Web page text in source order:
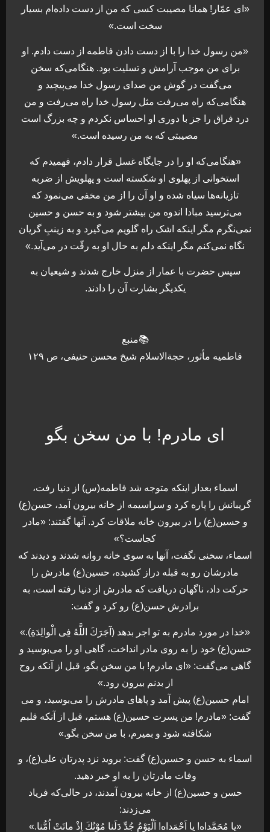
«ای عمّار! همانا مصیبت کسی که من از دست داده‌ام بسیار
سخت است.»
«من رسول خدا را با از دست دادن فاطمه از دست دادم. او
برای من موجب آرامش و تسلیت بود. هنگامی‌که سخن
می‌گفت در گوش من صدای رسول خدا می‌پیچید و
هنگامی‌که راه می‌رفت مثل رسول خدا راه می‌رفت و من
درد فراق را جز با دوری او احساس نکردم و چه بزرگ است
مصیبتی که به من رسیده است.»
«هنگامی‌که او را در جایگاه غسل قرار دادم، فهمیدم که
استخوانی از پهلوی او شکسته است و پهلویش از ضربه
تازیانه‌ها سیاه شده و او آن را از من مخفی می‌نمود که
می‌ترسید مبادا اندوه من بیشتر شود و به حسن و حسین
نمی‌نگرم مگر اینکه اشک راه گلویم می‌گیرد و به زینبِ گریان
نگاه نمی‌کنم مگر اینکه دلم به حال او به رقّت در می‌آید.»
سپس حضرت با عمار از منزل خارج شدند و شیعیان به
یکدیگر بشارت آن را دادند.
📚منبع
فاطمیه مأثور، حجةالاسلام شیخ محسن حنیفی، ص ۱۲۹
ای مادرم! با من سخن بگو
اسماء بعداز اینکه متوجه شد فاطمه(س) از دنیا رفت،
گريبانش را پاره كرد و سراسيمه از خانه بيرون آمد، حسن(ع)
و حسين(ع) را در بيرون خانه ملاقات كرد. آنها گفتند: «مادر
كجاست؟»
اسماء، سخنی نگفت، آنها به سوی خانه روانه شدند و ديدند كه
مادرشان رو به قبله دراز كشيده، حسين(ع) مادرش را
حركت داد، ناگهان دريافت كه مادرش از دنيا رفته است، به
برادرش حسن(ع) رو كرد و گفت:
«خدا در مورد مادرم به تو اجر بدهد (آجَرَكَ اللَّهُ فِی الْوالِدَةِ).»
حسن(ع) خود را به روی مادر انداخت، گاهی او را می‌بوسيد و
گاهی می‌گفت: «ای مادرم! با من سخن بگو، قبل از آنكه روح
از بدنم بيرون رود.»
امام حسين(ع) پيش آمد و پاهای مادرش را می‌بوسيد، و می
گفت: «مادرم! من پسرت حسين(ع) هستم، قبل از آنكه قلبم
شكافته شود و بميرم، با من سخن بگو.»
اسماء به حسن و حسين(ع) گفت: برويد نزد پدرتان علی(ع)، و
وفات مادرتان را به او خبر دهيد.
حسن و حسين(ع) از خانه بيرون آمدند، در حالی‌كه فرياد
می‌زدند:
«يا مُحَمَّداه! يا اَحْمَداه! اَلْيَوْمُ جُدِّ دَلَنا مُوْتُكَ اِذْ ماتَتْ اُمُّنا.»